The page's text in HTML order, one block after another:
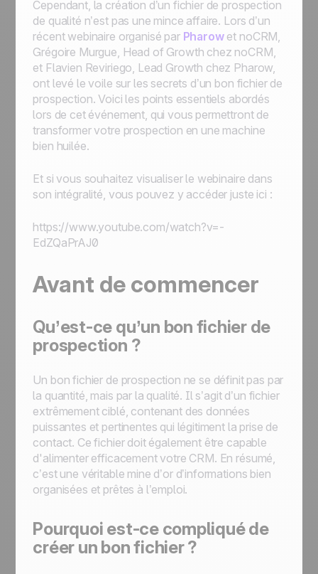
Cependant, la création d’un fichier de prospection
de qualité n’est pas une mince affaire. Lors d’un
récent webinaire organisé par Pharowet noCRM,
Grégoire Murgue, Head of Growth chez noCRM,
et Flavien Reviriego, Lead Growth chez Pharow,
ont levé le voile sur les secrets d’un bon fichier de
prospection. Voici les points essentiels abordés
lors de cet événement, qui vous permettront de
transformer votre prospection en une machine
bien huilée.
Et si vous souhaitez visualiser le webinaire dans
son intégralité, vous pouvez y accéder juste ici :
https://www.youtube.com/watch?v=-
EdZQaPrAJ0
Avant de commencer
Qu’est-ce qu’un bon fichier de
prospection ?
Un bon fichier de prospection ne se définit pas par
la quantité, mais par la qualité. Il s’agit d’un fichier
extrêmement ciblé, contenant des données
puissantes et pertinentes qui légitiment la prise de
contact. Ce fichier doit également être capable
d'alimenter efficacement votre CRM. En résumé,
c’est une véritable mine d’or d’informations bien
organisées et prêtes à l’emploi.
Pourquoi est-ce compliqué de
créer un bon fichier ?